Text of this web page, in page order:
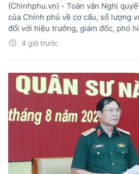
4 giờ trước
(Chinhphu.vn) - Toàn văn Nghị
của Chính phủ về cơ cấu, số lượng
đối với hiệu trưởng, giám đốc, phó